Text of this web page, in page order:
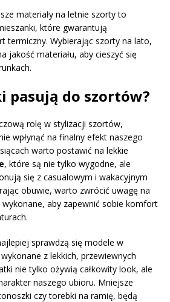
materiały na letnie szorty to
które gwarantują
termiczny. Wybierając szorty na lato,
jakość materiału, aby cieszyć się
pasują do szortów?
rolę w stylizacji szortów,
wpłynąć na finalny efekt naszego
warto postawić na lekkie
, które są nie tylko wygodne, ale
się z casualowym i wakacyjnym
obuwie, warto zwrócić uwagę na
wykonane, aby zapewnić sobie komfort
sprawdzą się modele w
z lekkich, przewiewnych
nie tylko ożywią całkowity look, ale
naszego ubioru. Mniejsze
czy torebki na ramię, będą